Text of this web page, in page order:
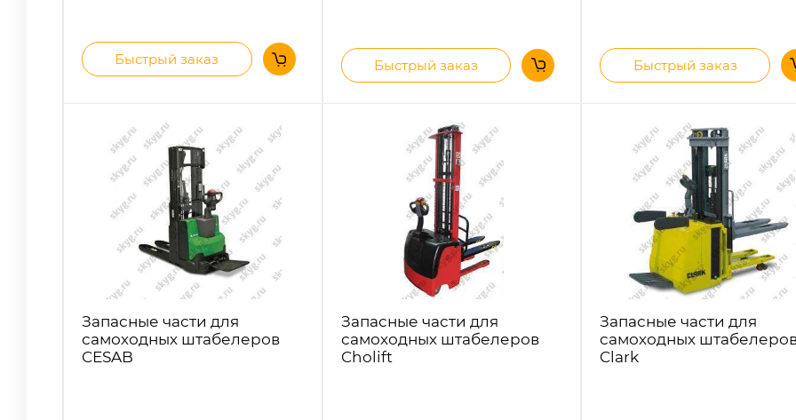
Быстрый заказ Быстрый заказ Быстрый заказ
Запасные части для
самоходных штабелеров
CESAB
Запасные части для
самоходных штабелеров
Cholift
Запасные части для
самоходных
Clark